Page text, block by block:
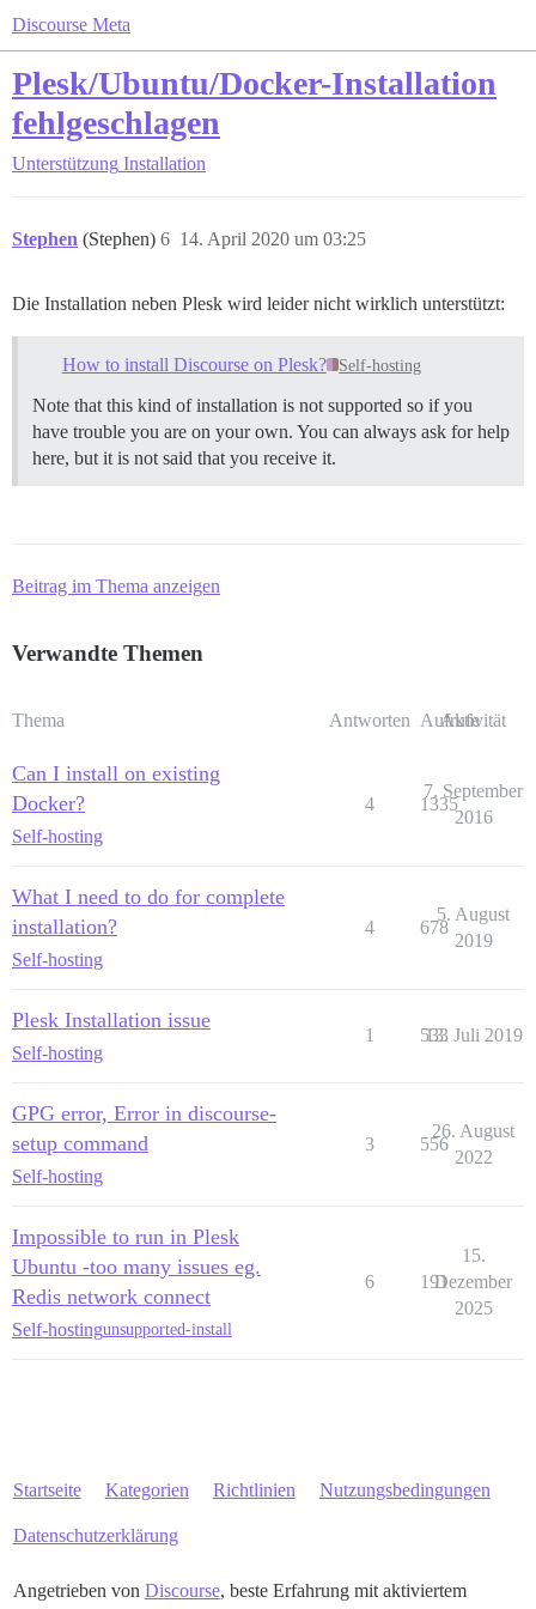
Discourse Meta
Plesk/Ubuntu/Docker-Installation
fehlgeschlagen
Unterstützung Installation
Stephen (Stephen) 14. April 2020 um 03:25
6
Die Installation neben Plesk wird leider nicht wirklich unterstützt:
How to install Discourse on Plesk? Self-hosting
Note that this kind of installation is not supported so if you
have trouble you are on your own. You can always ask for help
here, but it is not said that you receive it.
Beitrag im Thema anzeigen
Verwandte Themen
Thema Antworten Aufrufe
Aktivität
Can I install on existing
Docker?
Self-hosting
4 1335
7. September
2016
What I need to do for complete
installation?
Self-hosting
4 678
5. August
2019
Plesk Installation issue
Self-hosting
1 533
13. Juli 2019
GPG error, Error in discourse-
setup command
Self-hosting
3 556
26. August
2022
Impossible to run in Plesk
Ubuntu -too many issues eg.
Redis network connect
Self-hostingunsupported-install
6 191
15.
Dezember
2025
Startseite Kategorien Richtlinien Nutzungsbedingungen
Datenschutzerklärung
Angetrieben von Discourse, beste Erfahrung mit aktiviertem